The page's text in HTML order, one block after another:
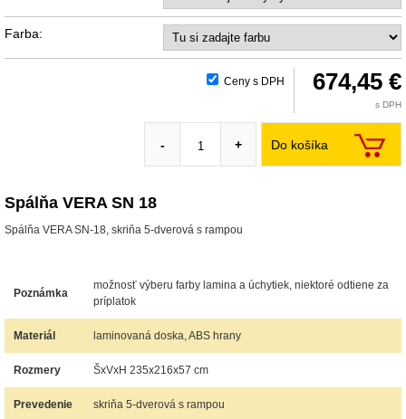
Farba:
Ceny s DPH 674,45 €
s DPH
Do košíka
- +
Spálňa VERA SN 18
Spálňa VERA SN-18, skriňa 5-dverová s rampou
Poznámka
možnosť výberu farby lamina a úchytiek, niektoré odtiene za
príplatok
Materiál laminovaná doska, ABS hrany
Rozmery ŠxVxH 235x216x57 cm
Prevedenie skriňa 5-dverová s rampou